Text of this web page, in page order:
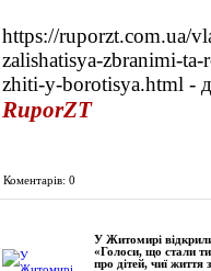
https://ruporzt.com.ua/
zalishatisya-zbranimi-
zhiti-y-borotisya.html -
RuporZT
Коментарів: 0
У Житомирі
«Голоси, що стали
про дітей, чиї життя